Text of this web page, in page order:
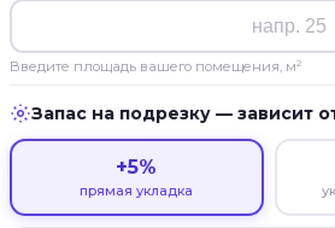
Введите площадь вашего помещения, м²
Запас на подрезку — зависит
+5%
прямая укладка